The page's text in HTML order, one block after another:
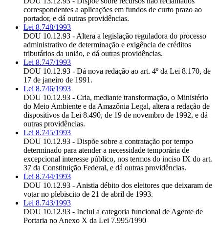
correspondentes a aplicações em fundos de curto prazo ao
portador, e dá outras providências.
Lei 8.748/1993
DOU 10.12.93 - Altera a legislação reguladora do processo
administrativo de determinação e exigência de créditos
tributários da união, e dá outras providências.
Lei 8.747/1993
DOU 10.12.93 - Dá nova redação ao art. 4º da Lei 8.170, de
17 de janeiro de 1991.
Lei 8.746/1993
DOU 10.12.93 - Cria, mediante transformação, o Ministério
do Meio Ambiente e da Amazônia Legal, altera a redação de
dispositivos da Lei 8.490, de 19 de novembro de 1992, e dá
outras providências.
Lei 8.745/1993
DOU 10.12.93 - Dispõe sobre a contratação por tempo
determinado para atender a necessidade temporária de
excepcional interesse público, nos termos do inciso IX do art.
37 da Constituição Federal, e dá outras providências.
Lei 8.744/1993
DOU 10.12.93 - Anistia débito dos eleitores que deixaram de
votar no plebiscito de 21 de abril de 1993.
Lei 8.743/1993
DOU 10.12.93 - Inclui a categoria funcional de Agente de
Portaria no Anexo X da Lei 7.995/1990